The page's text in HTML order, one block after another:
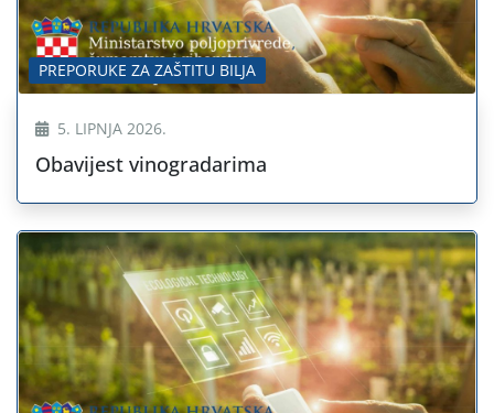
PREPORUKE ZA ZAŠTITU BILJA
5. LIPNJA 2026.
Obavijest vinogradarima